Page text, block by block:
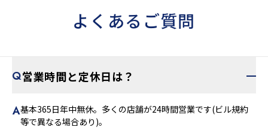
よくあるご質問
営業時間と定休日は？
基本365日年中無休。多くの店舗が24時間営業です(ビル規約
等で異なる場合あり)。